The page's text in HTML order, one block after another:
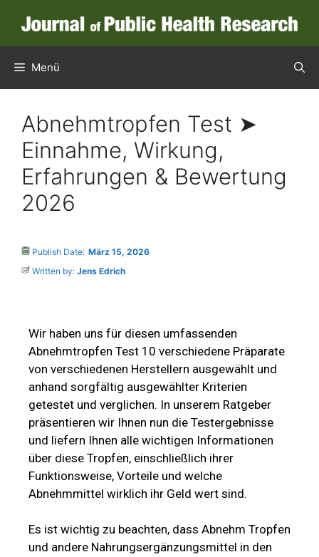
Menü
Abnehmtropfen Test ➤
Einnahme, Wirkung,
Erfahrungen & Bewertung
2026
Publish Date: März 15, 2026
Written by: Jens Edrich
Wir haben uns für diesen umfassenden
Abnehmtropfen Test 10 verschiedene Präparate
von verschiedenen Herstellern ausgewählt und
anhand sorgfältig ausgewählter Kriterien
getestet und verglichen. In unserem Ratgeber
präsentieren wir Ihnen nun die Testergebnisse
und liefern Ihnen alle wichtigen Informationen
über diese Tropfen, einschließlich ihrer
Funktionsweise, Vorteile und welche
Abnehmmittel wirklich ihr Geld wert sind.
Es ist wichtig zu beachten, dass Abnehm Tropfen
und andere Nahrungsergänzungsmittel in den